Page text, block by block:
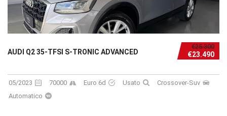
€25.300
€23.490
AUDI Q2 35-TFSI S-TRONIC ADVANCED
05/2023 70000 Euro 6d Usato
Crossover-Suv
Automatico